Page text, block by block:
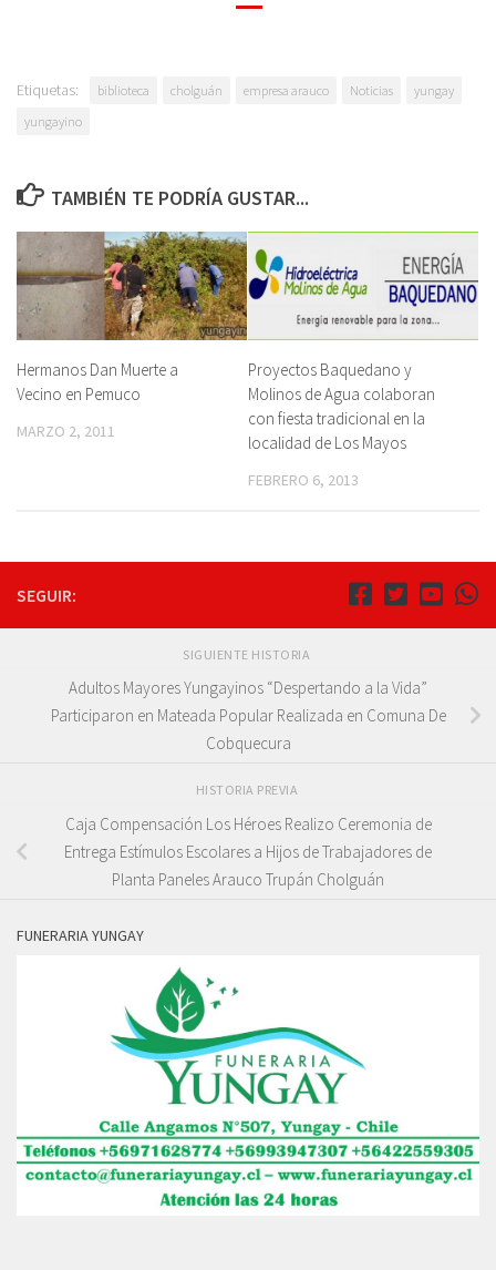
Etiquetas: biblioteca cholguán empresa arauco Noticias
yungay
yungayino
TAMBIÉN TE PODRÍA GUSTAR...
Hermanos Dan Muerte a
Vecino en Pemuco
MARZO 2, 2011
Proyectos Baquedano y
Molinos de Agua colaboran
con fiesta tradicional en la
localidad de Los Mayos
FEBRERO 6, 2013
SEGUIR:
SIGUIENTE HISTORIA
Adultos Mayores Yungayinos “Despertando a la Vida”
Participaron en Mateada Popular Realizada en Comuna De
Cobquecura
HISTORIA PREVIA
Caja Compensación Los Héroes Realizo Ceremonia de
Entrega Estímulos Escolares a Hijos de Trabajadores de
Planta Paneles Arauco Trupán Cholguán
FUNERARIA YUNGAY